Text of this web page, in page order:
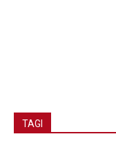
TAGI